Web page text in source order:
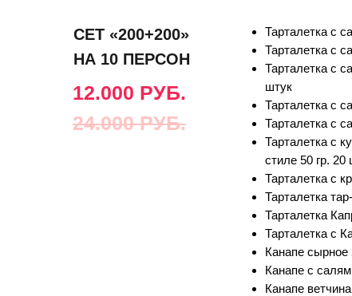
СЕТ «200+200»
НА 10 ПЕРСОН
Тарталетка с
Тарталетка с
Тарталетка с
штук
Тарталетка с
Тарталетка с
Тарталетка с
стиле 50 гр. 20
Тарталетка с
Тарталетка
Тарталетка
Тарталетка с
Канапе сырное
Канапе с
Канапе
12.000 РУБ.
24.000 РУБ.